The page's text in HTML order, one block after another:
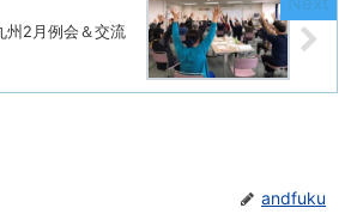
2月例会＆交流
andfuku